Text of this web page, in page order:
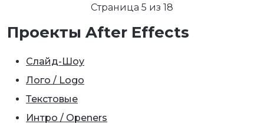
Страница 5 из 18
Проекты After Effects
Слайд-Шоу
Лого / Logo
Текстовые
Интро / Openers